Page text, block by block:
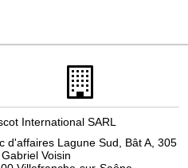
International SARL
d'affaires Lagune Sud, Bât A, 305
Voisin